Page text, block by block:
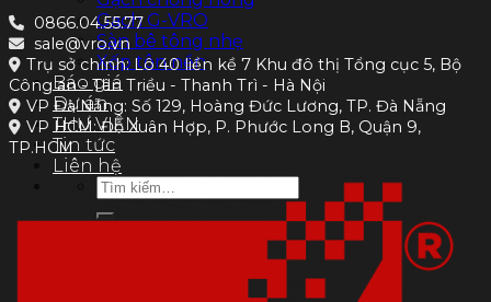
Gạch G-VRO
Sàn bê tông nhẹ
Xốp tôn nền
Báo giá
Dự án
THƯ VIỆN
Tin tức
Liên hệ
Tìm
kiếm:
0866.04.55.77
sale@vro.vn
Trụ sở chính: Lô 40 liền kề 7 Khu đô thị Tổng cục 5, Bộ
Công an - Tân Triều - Thanh Trì - Hà Nội
VP Đà Nẵng: Số 129, Hoàng Đức Lương, TP. Đà Nẵng
VP HCM: Đỗ Xuân Hợp, P. Phước Long B, Quận 9,
TP.HCM